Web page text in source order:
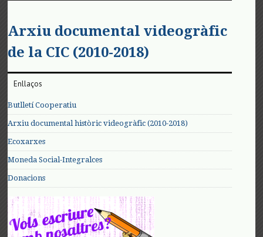
Arxiu documental videogràfic
de la CIC (2010-2018)
Enllaços
Butlletí Cooperatiu
Arxiu documental històric videogràfic (2010-2018)
Ecoxarxes
Moneda Social-Integralces
Donacions